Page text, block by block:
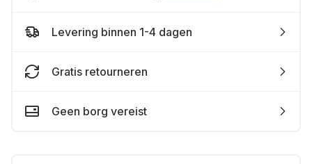
Levering binnen 1-4 dagen
Gratis retourneren
Geen borg vereist